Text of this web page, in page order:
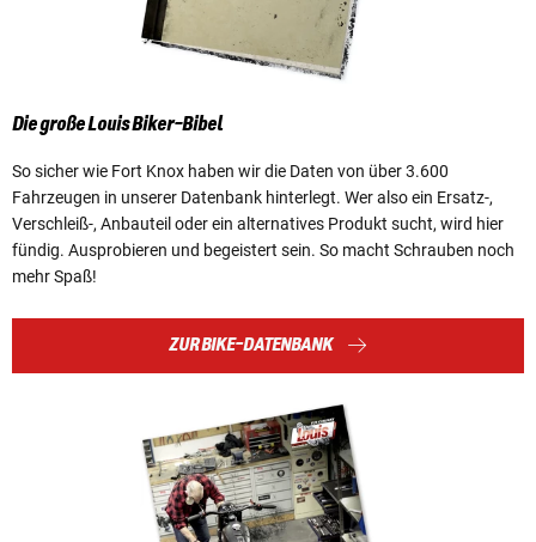
Die große Louis Biker-Bibel
So sicher wie Fort Knox haben wir die Daten von über 3.600
Fahrzeugen in unserer Datenbank hinterlegt. Wer also ein Ersatz-,
Verschleiß-, Anbauteil oder ein alternatives Produkt sucht, wird hier
fündig. Ausprobieren und begeistert sein. So macht Schrauben noch
mehr Spaß!
ZUR BIKE-DATENBANK